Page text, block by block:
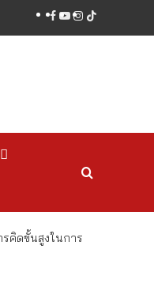
facebook
youtube
instagram
tiktok
คิดขั้นสูงในการ